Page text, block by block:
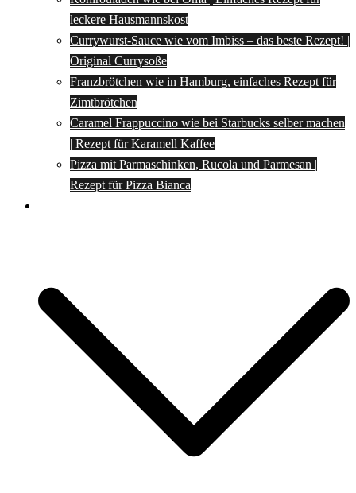
leckere Hausmannskost
Currywurst-Sauce wie vom Imbiss – das beste Rezept! |
Original Currysoße
Franzbrötchen wie in Hamburg, einfaches Rezept für
Zimtbrötchen
Caramel Frappuccino wie bei Starbucks selber machen
| Rezept für Karamell Kaffee
Pizza mit Parmaschinken, Rucola und Parmesan |
Rezept für Pizza Bianca